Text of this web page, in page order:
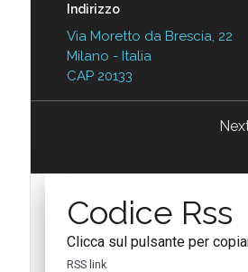
Indirizzo
Via Moretto da Brescia, 22
Milano - Italia
CAP 20133
Codice Rss
Clicca sul pulsante per
RSS link